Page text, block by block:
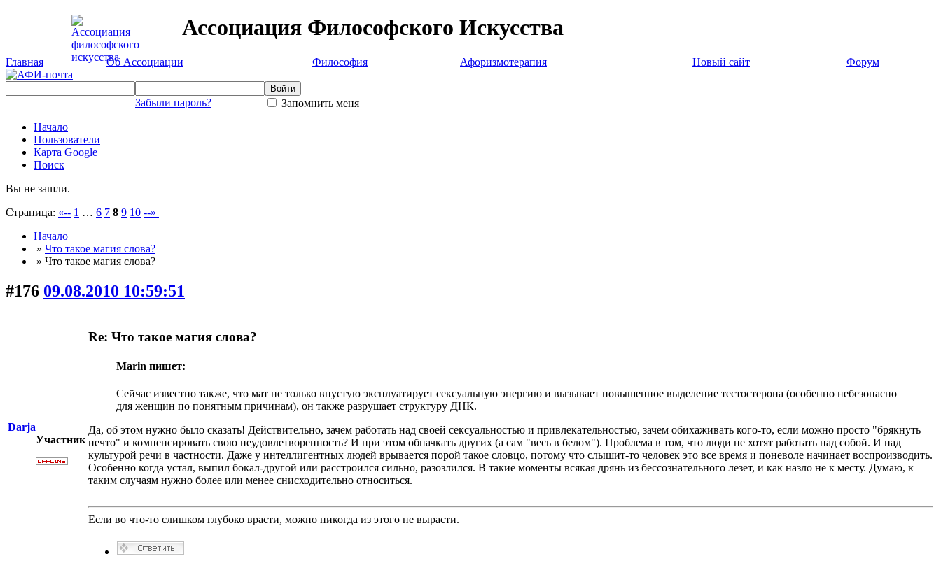
Ассоциация Философского Искусства
Главная Об Ассоциации Философия Афоризмотерапия Новый сайт Форум
Забыли пароль?
Запомнить меня
Начало
Пользователи
Карта Google
Поиск
Вы не зашли.
Страница: «-- 1 … 6 7 8 9 10 --»
Начало
» Что такое магия слова?
» Что такое магия слова?
#176 09.08.2010 10:59:51
Darja
Участник
Re: Что такое магия слова?
Marin пишет:
Сейчас известно также, что мат не только впустую эксплуатирует сексуальную энергию и вызывает повышенное выделение тестостерона (особенно небезопасно
для женщин по понятным причинам), он также разрушает структуру ДНК.
Да, об этом нужно было сказать! Действительно, зачем работать над своей сексуальностью и привлекательностью, зачем обихаживать кого-то, если можно просто "брякнуть
нечто" и компенсировать свою неудовлетворенность? И при этом обпачкать других (а сам "весь в белом"). Проблема в том, что люди не хотят работать над собой. И над
культурой речи в частности. Даже у интеллигентных людей врывается порой такое словцо, потому что слышит-то человек это все время и поневоле начинает воспроизводить.
Особенно когда устал, выпил бокал-другой или расстроился сильно, разозлился. В такие моменты всякая дрянь из бессознательного лезет, и как назло не к месту. Думаю, к
таким случаям нужно более или менее снисходительно относиться.
Если во что-то слишком глубоко врасти, можно никогда из этого не вырасти.